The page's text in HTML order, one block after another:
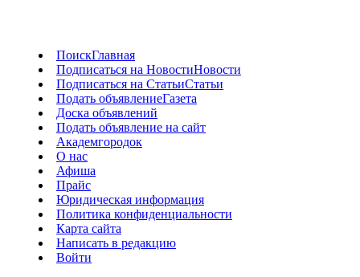
ПоискГлавная
Подписаться на НовостиНовости
Подписаться на СтатьиСтатьи
Подать объявлениеГазета
Доска объявлений
Подать объявление на сайт
Академгородок
О нас
Афиша
Прайс
Юридическая информация
Политика конфиденциальности
Карта сайта
Написать в редакцию
Войти